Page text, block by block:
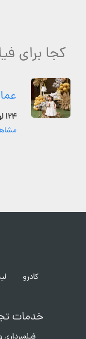
کجا برای
۱۲۴ لوکیشن فیلمبرداری فعال
کادرو
خدمات